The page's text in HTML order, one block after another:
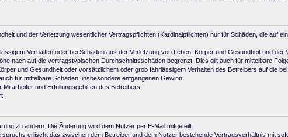
und der Verletzung wesentlicher Vertragspflichten (Kardinalpflichten) nur für Schäden, die auf
Verhalten oder bei Schäden aus der Verletzung von Leben, Körper und Gesundheit und
nach auf die vertragstypischen Durchschnittsschäden begrenzt. Dies gilt auch für mittelbare
und Gesundheit oder vorsätzlichem oder grob fahrlässigem Verhalten des Betreibers auf die
für mittelbare Schäden, insbesondere entgangenen Gewinn.
und Erfüllungsgehilfen des Betreibers.
zu ändern. Die Änderung wird dem Nutzer per E-Mail mitgeteilt.
erlischt das zwischen dem Betreiber und dem Nutzer bestehende Vertragsverhältnis mit